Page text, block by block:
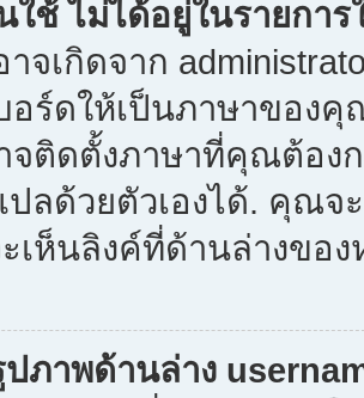
ช้ ไม่ได้อยู่ในรายการ
จเกิดจาก
อร์ดให้เป็นภาษาของคุ
าจติดตั้งภาษาที่คุณต้อ
ลด้วยตัวเองได้. คุณจ
เห็นลิงค์ที่ด้านล่างของ
ภาพด้านล่าง